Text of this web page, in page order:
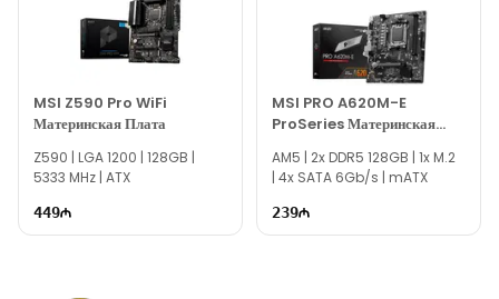
MSI Z590 Pro WiFi
Материнская Плата
Z590 | LGA 1200​ | 128GB |
5333 MHz | ATX
449
MSI PRO A620M-E
ProSeries Материнская
Плата
AM5 | 2x DDR5 128GB | 1x M.2
| 4x SATA 6Gb/s | mATX
239